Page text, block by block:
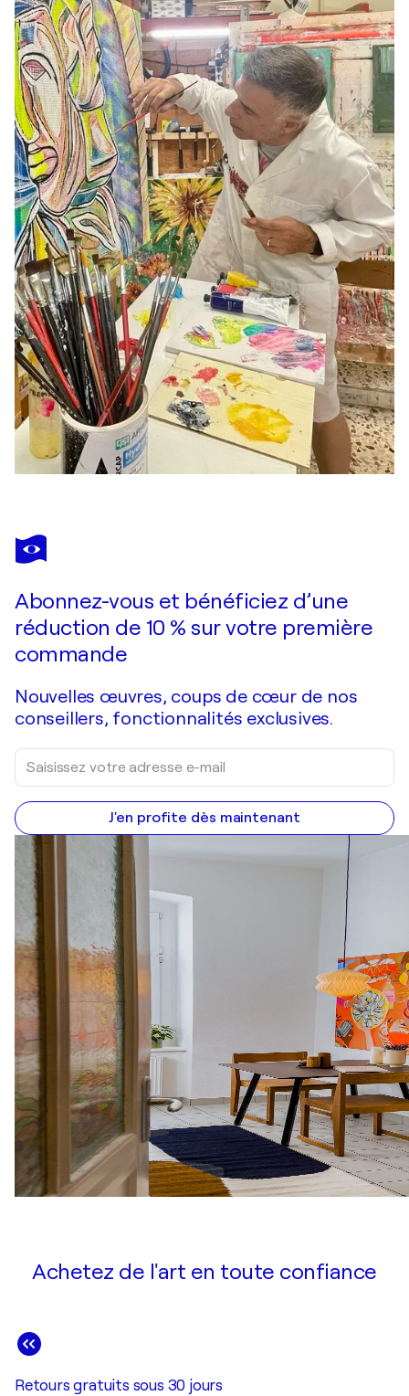
Abonnez-vous et bénéficiez d’une
réduction de 10 % sur votre première
commande
Nouvelles œuvres, coups de cœur de nos
conseillers, fonctionnalités exclusives.
J'en profite dès maintenant
Achetez de l'art en toute confiance
Retours gratuits sous 30 jours